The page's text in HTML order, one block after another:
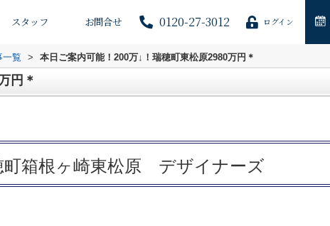
スタッフ お問合せ 0120-27-3012 ログイン
一覧 > 本日ご案内可能！200万↓！瑞穂町東松原2980万円＊
円＊
町箱根ヶ崎東松原 デザイナーズ